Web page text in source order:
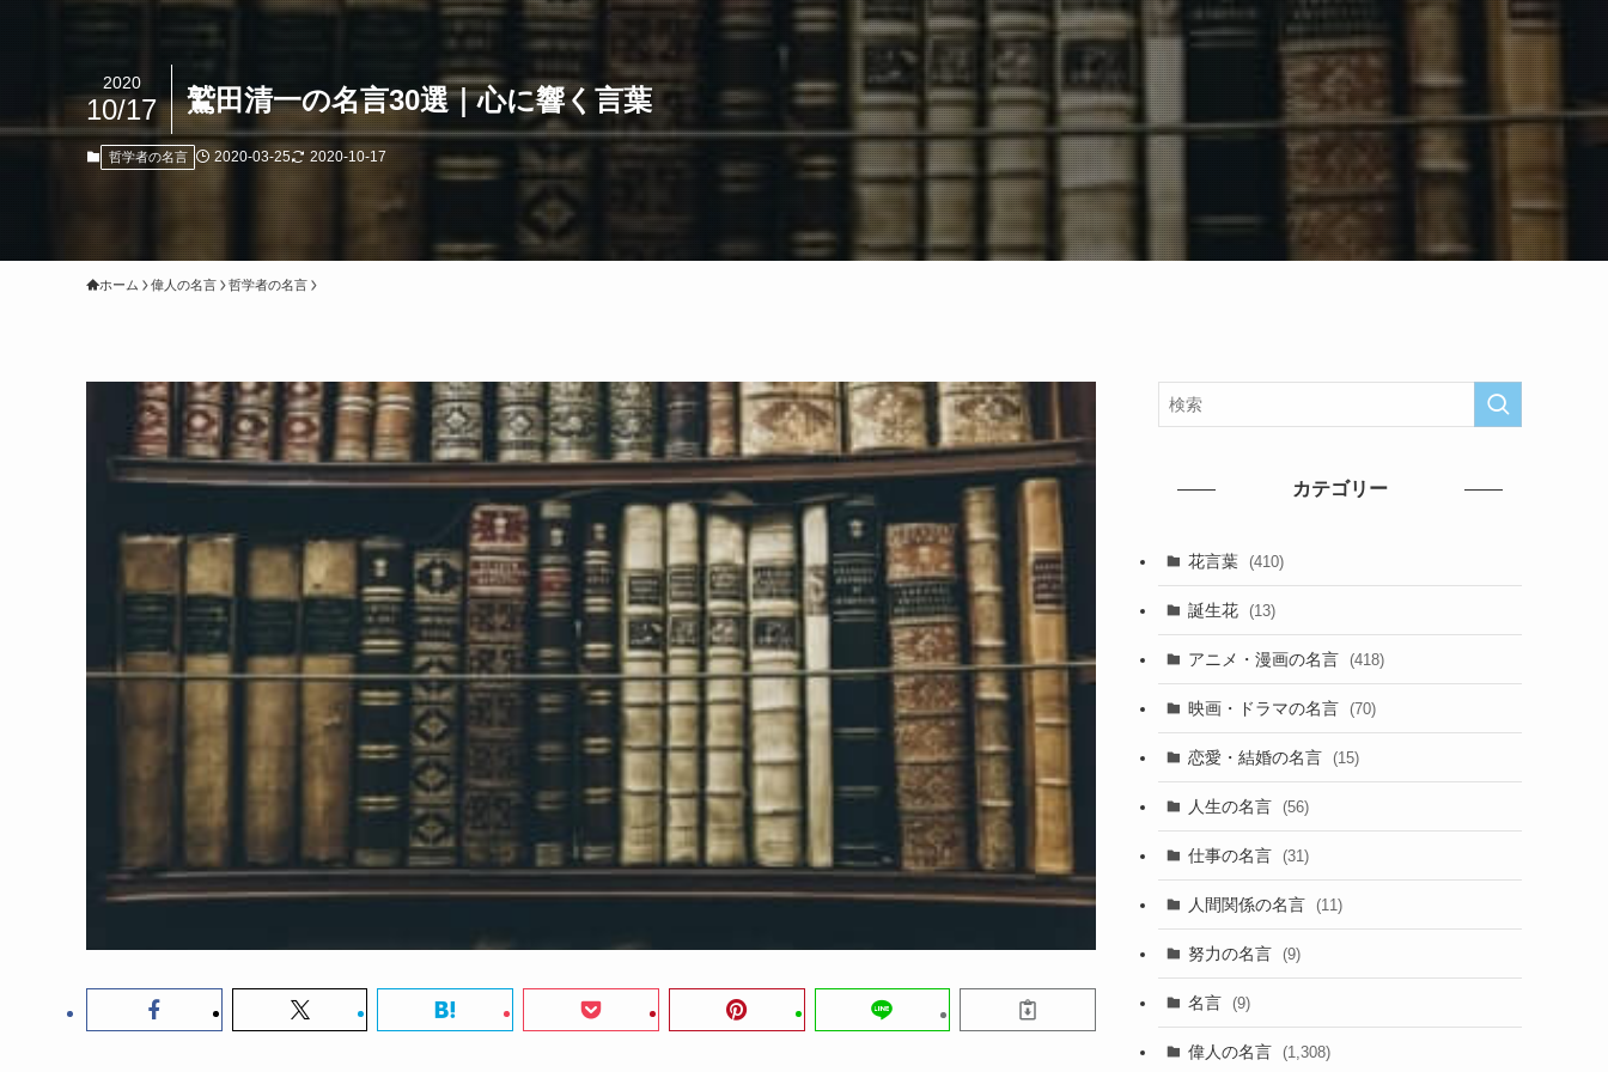
鷲田清一の名言30選｜心に響く言葉
2020
10/17
哲学者の名言 2020-03-25 2020-10-17
ホーム 偉人の名言 哲学者の名言
カテゴリー
花言葉 (410)
誕生花 (13)
アニメ・漫画の名言 (418)
映画・ドラマの名言 (70)
恋愛・結婚の名言 (15)
人生の名言 (56)
仕事の名言 (31)
人間関係の名言 (11)
努力の名言 (9)
名言 (9)
偉人の名言 (1,308)